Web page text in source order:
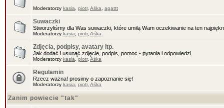
Moderatorzy kasia piotr, Aśka agattt
Suwaczki
Stworzyliśmy dla Was suwaczki, które umilą Wam oczekiwanie na ten
Moderatorzy kasia piotr, Aśka
Zdjęcia, podpisy, avatary itp.
Jak dodać i usunąć zdjęcie, podpis, pomoc - pytania i odpowiedzi
Moderatorzy kasia piotr, Aśka
Regulamin
Rzecz ważna! prosimy o zapoznanie się!
Moderatorzy kasia piotr, Aśka
Zanim powiecie "tak"